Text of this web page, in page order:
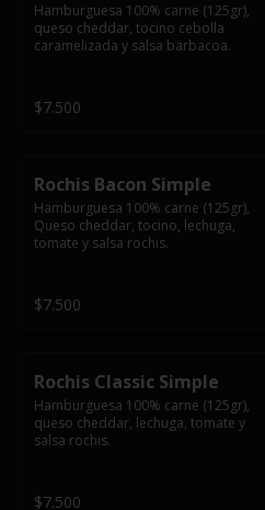
Hamburguesa 100% carne (125gr),
queso cheddar, tocino cebolla
caramelizada y salsa barbacoa.
$7.500
Rochis Bacon Simple
Hamburguesa 100% carne (125gr),
Queso cheddar, tocino, lechuga,
tomate y salsa rochis.
$7.500
Rochis Classic Simple
Hamburguesa 100% carne (125gr),
queso cheddar, lechuga, tomate y
salsa rochis.
$7.500